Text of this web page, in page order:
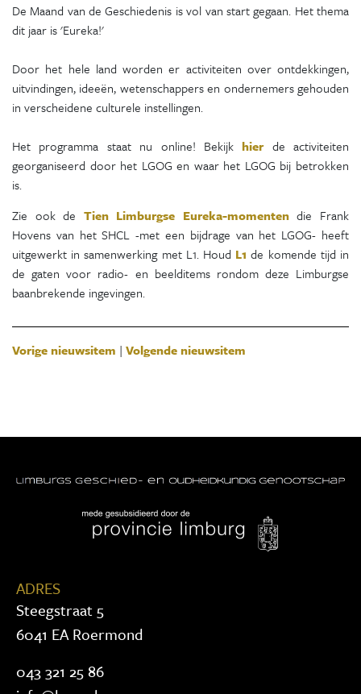
De Maand van de Geschiedenis is vol van start gegaan. Het thema
dit jaar is 'Eureka!'
Door het hele land worden er activiteiten over ontdekkingen,
uitvindingen, ideeën, wetenschappers en ondernemers gehouden
in verscheidene culturele instellingen.
Het programma staat nu online! Bekijkhierde activiteiten
georganiseerd door het LGOG en waar het LGOG bij betrokken
is.
Zie ook de Tien Limburgse Eureka-momentendie Frank
Hovens van het SHCL -met een bijdrage van het LGOG- heeft
uitgewerkt in samenwerking met L1. Houd L1de komende tijd in
de gaten voor radio- en beelditems rondom deze Limburgse
baanbrekende ingevingen.
Vorige nieuwsitem | Volgende nieuwsitem
ADRES
Steegstraat 5
6041 EA Roermond
043 321 25 86